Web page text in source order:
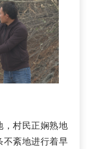
，村民正娴熟地
紊地进行着早